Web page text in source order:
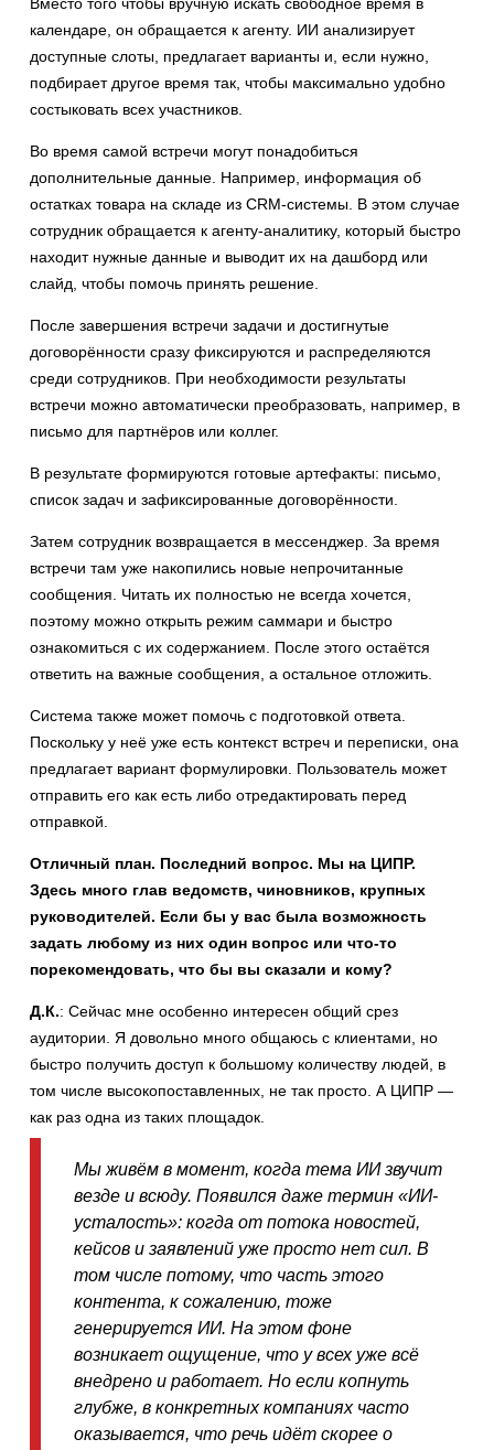
календаре, он обращается к агенту. ИИ анализирует
доступные слоты, предлагает варианты и, если нужно,
подбирает другое время так, чтобы максимально удобно
состыковать всех участников.
Во время самой встречи могут понадобиться
дополнительные данные. Например, информация об
остатках товара на складе из CRM-системы. В этом случае
сотрудник обращается к агенту-аналитику, который быстро
находит нужные данные и выводит их на дашборд или
слайд, чтобы помочь принять решение.
После завершения встречи задачи и достигнутые
договорённости сразу фиксируются и распределяются
среди сотрудников. При необходимости результаты
встречи можно автоматически преобразовать, например, в
письмо для партнёров или коллег.
В результате формируются готовые артефакты: письмо,
список задач и зафиксированные договорённости.
Затем сотрудник возвращается в мессенджер. За время
встречи там уже накопились новые непрочитанные
сообщения. Читать их полностью не всегда хочется,
поэтому можно открыть режим саммари и быстро
ознакомиться с их содержанием. После этого остаётся
ответить на важные сообщения, а остальное отложить.
Система также может помочь с подготовкой ответа.
Поскольку у неё уже есть контекст встреч и переписки, она
предлагает вариант формулировки. Пользователь может
отправить его как есть либо отредактировать перед
отправкой.
Отличный план. Последний вопрос. Мы на ЦИПР.
Здесь много глав ведомств, чиновников, крупных
руководителей. Если бы у вас была возможность
задать любому из них один вопрос или что-то
порекомендовать, что бы вы сказали и кому?
Д.К.: Сейчас мне особенно интересен общий срез
аудитории. Я довольно много общаюсь с клиентами, но
быстро получить доступ к большому количеству людей, в
том числе высокопоставленных, не так просто. А ЦИПР —
как раз одна из таких площадок.
Мы живём в момент, когда тема ИИ звучит
везде и всюду. Появился даже термин «ИИ-
усталость»: когда от потока новостей,
кейсов и заявлений уже просто нет сил. В
том числе потому, что часть этого
контента, к сожалению, тоже
генерируется ИИ. На этом фоне
возникает ощущение, что у всех уже всё
внедрено и работает. Но если копнуть
глубже, в конкретных компаниях часто
оказывается, что речь идёт скорее о